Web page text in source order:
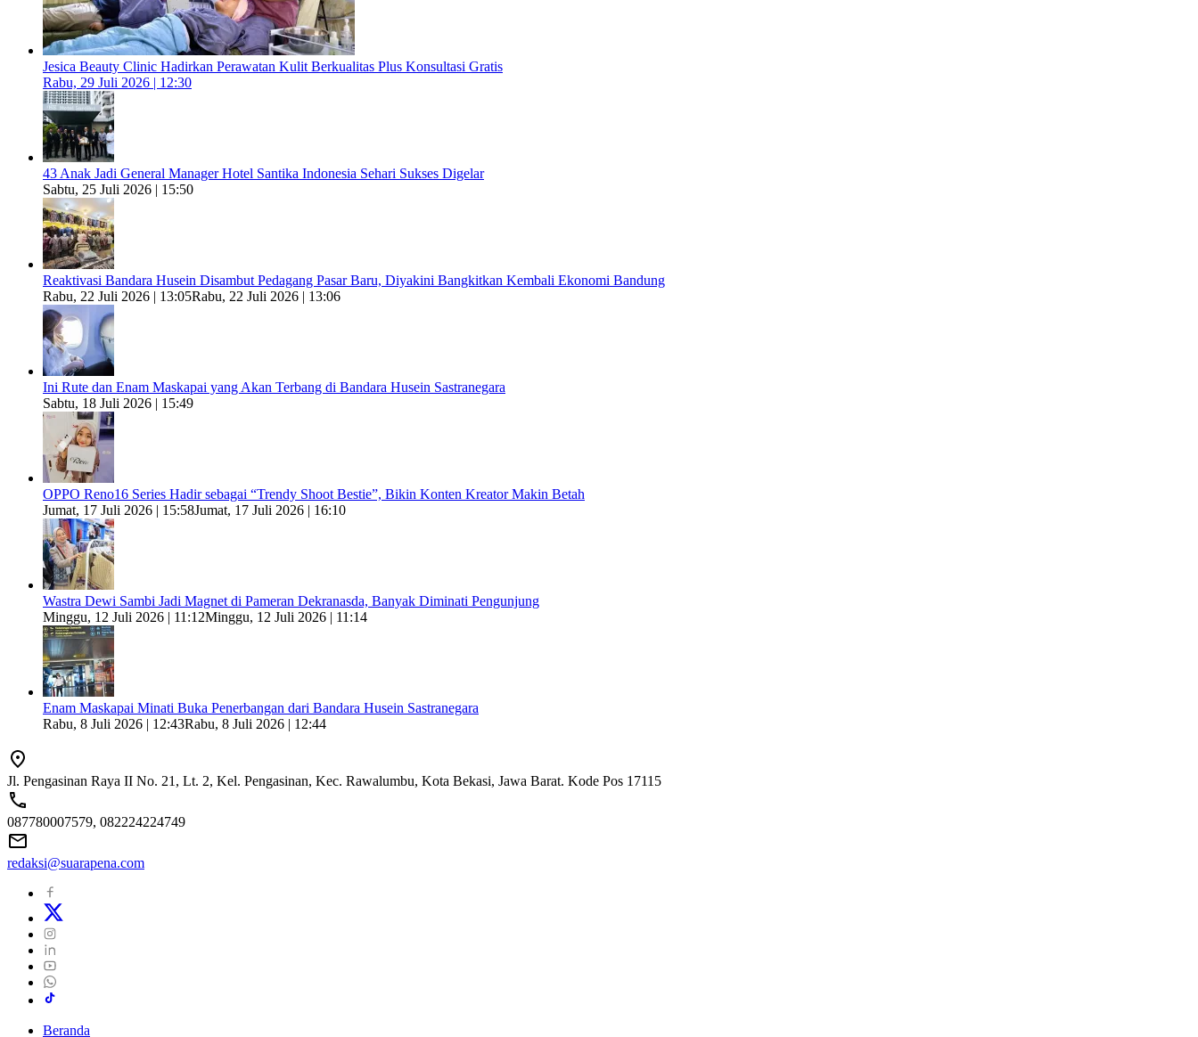
Jesica Beauty Clinic Hadirkan Perawatan Kulit Berkualitas Plus Konsultasi Gratis
Rabu, 29 Juli 2026 | 12:30
43 Anak Jadi General Manager Hotel Santika Indonesia Sehari Sukses Digelar
Sabtu, 25 Juli 2026 | 15:50
Reaktivasi Bandara Husein Disambut Pedagang Pasar Baru, Diyakini Bangkitkan Kembali Ekonomi Bandung
Rabu, 22 Juli 2026 | 13:05Rabu, 22 Juli 2026 | 13:06
Ini Rute dan Enam Maskapai yang Akan Terbang di Bandara Husein Sastranegara
Sabtu, 18 Juli 2026 | 15:49
OPPO Reno16 Series Hadir sebagai “Trendy Shoot Bestie”, Bikin Konten Kreator Makin Betah
Jumat, 17 Juli 2026 | 15:58Jumat, 17 Juli 2026 | 16:10
Wastra Dewi Sambi Jadi Magnet di Pameran Dekranasda, Banyak Diminati Pengunjung
Minggu, 12 Juli 2026 | 11:12Minggu, 12 Juli 2026 | 11:14
Enam Maskapai Minati Buka Penerbangan dari Bandara Husein Sastranegara
Rabu, 8 Juli 2026 | 12:43Rabu, 8 Juli 2026 | 12:44
Jl. Pengasinan Raya II No. 21, Lt. 2, Kel. Pengasinan, Kec. Rawalumbu, Kota Bekasi, Jawa Barat. Kode Pos 17115
087780007579, 082224224749
redaksi@suarapena.com
Beranda